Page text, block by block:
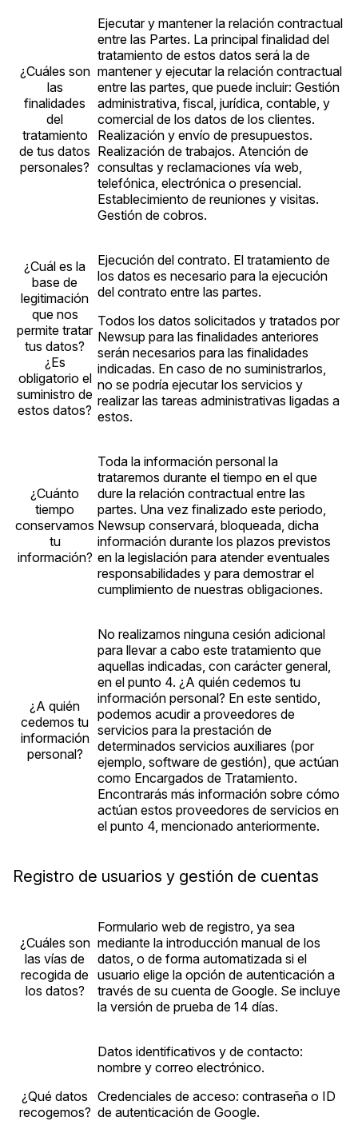
¿Cuáles son
las
finalidades
del
tratamiento
de tus datos
personales?
Ejecutar y mantener la relación contractual
entre las Partes. La principal finalidad del
tratamiento de estos datos será la de
mantener y ejecutar la relación contractual
entre las partes, que puede incluir: Gestión
administrativa, fiscal, jurídica, contable, y
comercial de los datos de los clientes.
Realización y envío de presupuestos.
Realización de trabajos. Atención de
consultas y reclamaciones vía web,
telefónica, electrónica o presencial.
Establecimiento de reuniones y visitas.
Gestión de cobros.
¿Cuál es la
base de
legitimación
que nos
permite tratar
tus datos?
¿Es
obligatorio el
suministro de
estos datos?
Ejecución del contrato. El tratamiento de
los datos es necesario para la ejecución
del contrato entre las partes.
Todos los datos solicitados y tratados por
Newsup para las finalidades anteriores
serán necesarios para las finalidades
indicadas. En caso de no suministrarlos,
no se podría ejecutar los servicios y
realizar las tareas administrativas ligadas a
estos.
¿Cuánto
tiempo
conservamos
tu
información?
Toda la información personal la
trataremos durante el tiempo en el que
dure la relación contractual entre las
partes. Una vez finalizado este periodo,
Newsup conservará, bloqueada, dicha
información durante los plazos previstos
en la legislación para atender eventuales
responsabilidades y para demostrar el
cumplimiento de nuestras obligaciones.
¿A quién
cedemos tu
información
personal?
No realizamos ninguna cesión adicional
para llevar a cabo este tratamiento que
aquellas indicadas, con carácter general,
en el punto 4. ¿A quién cedemos tu
información personal? En este sentido,
podemos acudir a proveedores de
servicios para la prestación de
determinados servicios auxiliares (por
ejemplo, software de gestión), que actúan
como Encargados de Tratamiento.
Encontrarás más información sobre cómo
actúan estos proveedores de servicios en
el punto 4, mencionado anteriormente.
Registro de usuarios y gestión de cuentas
¿Cuáles son
las vías de
recogida de
los datos?
Formulario web de registro, ya sea
mediante la introducción manual de los
datos, o de forma automatizada si el
usuario elige la opción de autenticación a
través de su cuenta de Google. Se incluye
la versión de prueba de 14 días.
¿Qué datos
recogemos?
Datos identificativos y de contacto:
nombre y correo electrónico.
Credenciales de acceso: contraseña o ID
de autenticación de Google.